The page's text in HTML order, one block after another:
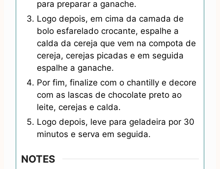
para preparar a ganache.
Logo depois, em cima da camada de
bolo esfarelado crocante, espalhe a
calda da cereja que vem na compota de
cereja, cerejas picadas e em seguida
espalhe a ganache.
Por fim, finalize com o chantilly e decore
com as lascas de chocolate preto ao
leite, cerejas e calda.
Logo depois, leve para geladeira por 30
minutos e serva em seguida.
NOTES